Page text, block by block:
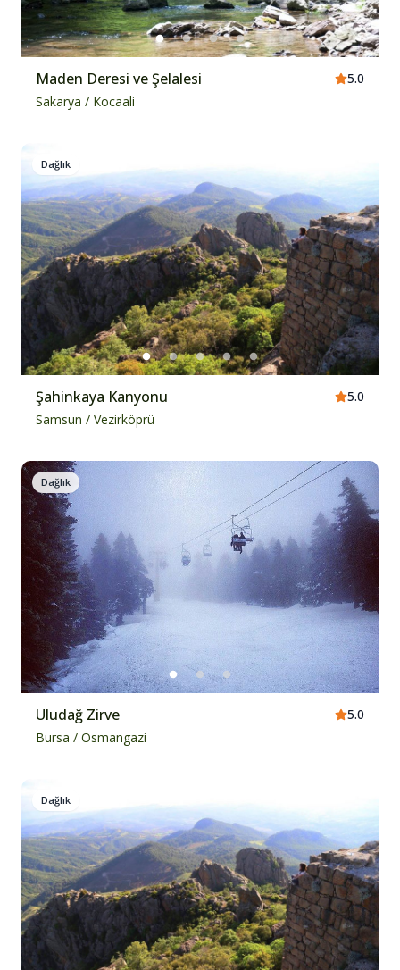
Maden Deresi ve Şelalesi
5.0
Sakarya / Kocaali
Dağlık
Şahinkaya Kanyonu
5.0
Samsun / Vezirköprü
Dağlık
Uludağ Zirve
5.0
Bursa / Osmangazi
Dağlık